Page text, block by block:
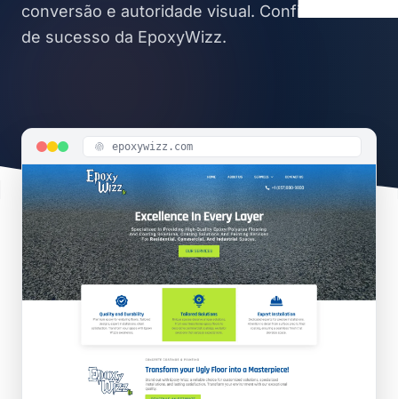
conversão e autoridade visual. Confira o case
de sucesso da EpoxyWizz.
epoxywizz.com